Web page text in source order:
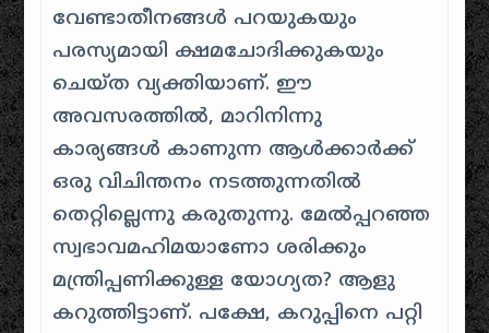
വേണ്ടാതീനങ്ങൾ പറയുകയും
പരസ്യമായി ക്ഷമചോദിക്കുകയും
ചെയ്ത വ്യക്തിയാണ്. ഈ
അവസരത്തിൽ, മാറിനിന്നു
കാര്യങ്ങൾ കാണുന്ന ആൾക്കാർക്ക്
ഒരു വിചിന്തനം നടത്തുന്നതിൽ
തെറ്റില്ലെന്നു കരുതുന്നു. മേൽപ്പറഞ്ഞ
സ്വഭാവമഹിമയാണോ ശരിക്കും
മന്ത്രിപ്പണിക്കുള്ള യോഗ്യത? ആളു
കറുത്തിട്ടാണ്. പക്ഷേ, കറുപ്പിനെ പറ്റി